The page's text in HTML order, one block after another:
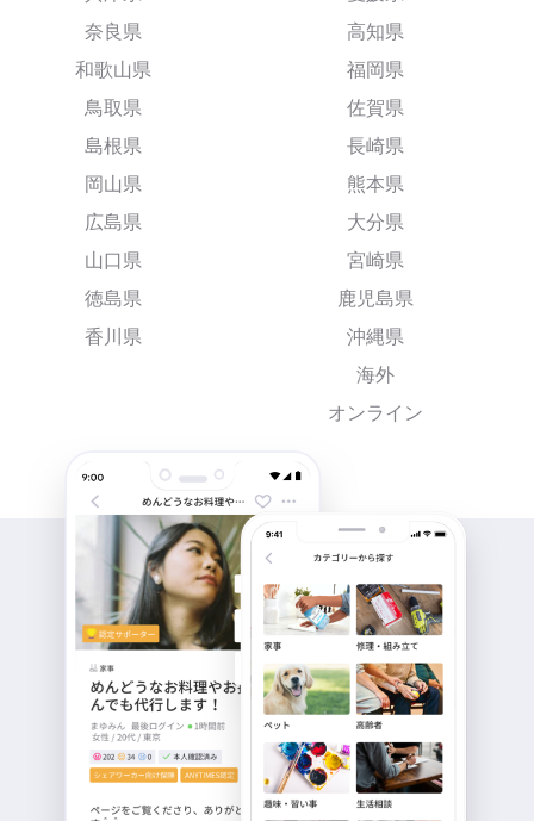
奈良県
和歌山県
鳥取県
島根県
岡山県
広島県
山口県
徳島県
香川県
高知県
福岡県
佐賀県
長崎県
熊本県
大分県
宮崎県
鹿児島県
沖縄県
海外
オンライン